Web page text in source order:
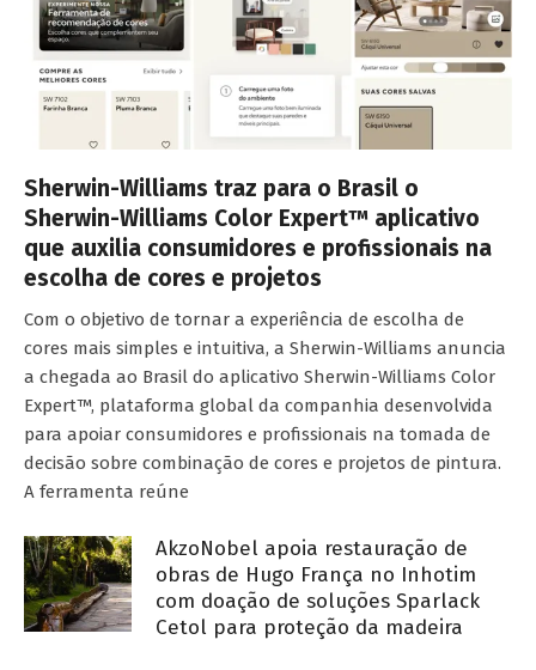
Sherwin-Williams traz para o Brasil o
Sherwin-Williams Color Expert™ aplicativo
que auxilia consumidores e profissionais na
escolha de cores e projetos
Com o objetivo de tornar a experiência de escolha de
cores mais simples e intuitiva, a Sherwin-Williams anuncia
a chegada ao Brasil do aplicativo Sherwin-Williams Color
Expert™, plataforma global da companhia desenvolvida
para apoiar consumidores e profissionais na tomada de
decisão sobre combinação de cores e projetos de pintura.
A ferramenta reúne
AkzoNobel apoia restauração de
obras de Hugo França no Inhotim
com doação de soluções Sparlack
Cetol para proteção da madeira